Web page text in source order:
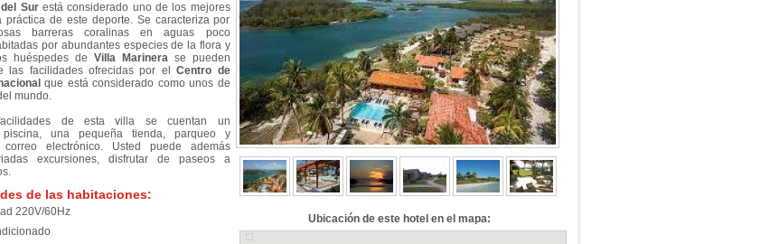
Ubicación de este hotel en el mapa:
Surestá considerado uno de los mejores
práctica de este deporte. Se caracteriza por
barreras coralinas en aguas poco
por abundantes especies de la flora y
huéspedes de Villa Marinerase pueden
las facilidades ofrecidas por elCentro de
que está considerado como unos de
mundo.
de esta villa se cuentan un
piscina, una pequeña tienda, parqueo y
electrónico. Usted puede además
excursiones, disfrutar de paseos a
de las habitaciones:
220V/60Hz